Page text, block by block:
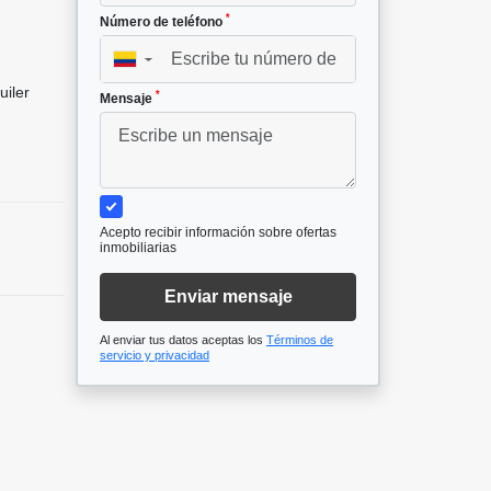
Número de teléfono *
▼
Mensaje *
Acepto recibir información sobre ofertas
inmobiliarias
Enviar mensaje
Al enviar tus datos aceptas los Términos de
servicio y privacidad